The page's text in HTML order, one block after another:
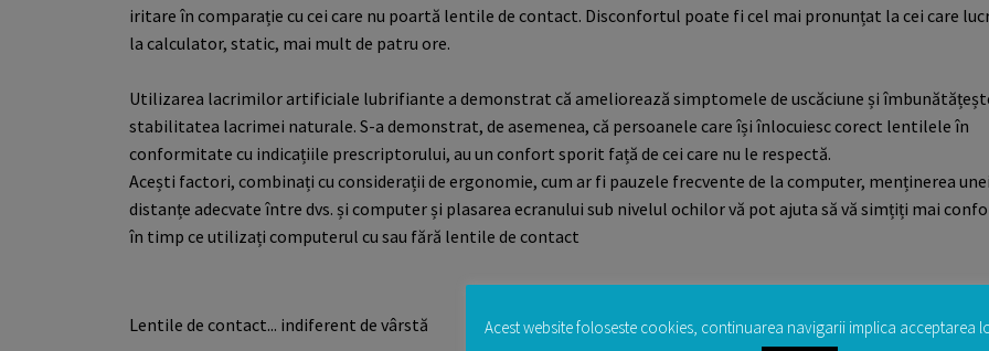
iritare în comparație cu cei care nu poartă lentile de contact. Disconfortul poate fi cel mai pronunțat la cei care
la calculator, static, mai mult de patru ore.
Utilizarea lacrimilor artificiale lubrifiante a demonstrat că ameliorează simptomele de uscăciune și
stabilitatea lacrimei naturale. S-a demonstrat, de asemenea, că persoanele care își înlocuiesc corect lentilele în
conformitate cu indicațiile prescriptorului, au un confort sporit față de cei care nu le respectă.
Acești factori, combinați cu considerații de ergonomie, cum ar fi pauzele frecvente de la computer, menținerea unei
distanțe adecvate între dvs. și computer și plasarea ecranului sub nivelul ochilor vă pot ajuta să vă simțiți mai
în timp ce utilizați computerul cu sau fără lentile de contact
Lentile de contact... indiferent de vârstă
Acest website foloseste cookies, continuarea navigarii implica acceptarea